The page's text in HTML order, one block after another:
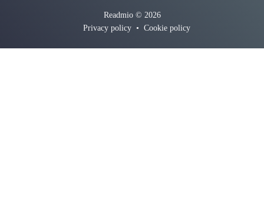
Readmio © 2026
Privacy policy • Cookie policy